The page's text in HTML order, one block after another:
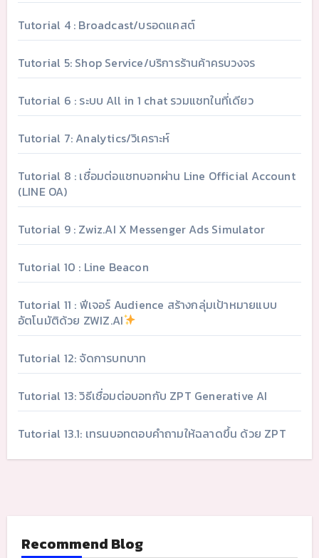
Tutorial 4 : Broadcast/บรอดแคสต์
Tutorial 5: Shop Service/บริการร้านค้าครบวงจร
Tutorial 6 : ระบบ All in 1 chat รวมแชทในที่เดียว
Tutorial 7: Analytics/วิเคราะห์
Tutorial 8 : เชื่อมต่อแชทบอทผ่าน Line Official Account
(LINE OA)
Tutorial 9 : Zwiz.AI X Messenger Ads Simulator
Tutorial 10 : Line Beacon
Tutorial 11 : ฟีเจอร์ Audience สร้างกลุ่มเป้าหมายแบบ
อัตโนมัติด้วย ZWIZ.AI
Tutorial 12: จัดการบทบาท
Tutorial 13: วิธีเชื่อมต่อบอทกับ ZPT Generative AI
Tutorial 13.1: เทรนบอทตอบคำถามให้ฉลาดขึ้น ด้วย ZPT
Recommend Blog